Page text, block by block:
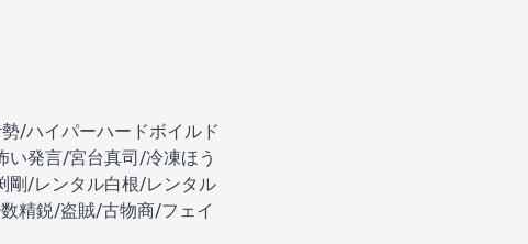
/ハイパーハードボイルド
発言/宮台真司/冷凍ほう
剛/レンタル白根/レンタル
精鋭/盗賊/古物商/フェイ